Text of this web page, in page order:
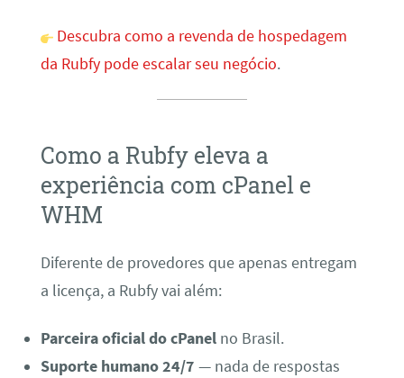
Descubra como a revenda de hospedagem
da Rubfy pode escalar seu negócio.
Como a Rubfy eleva a
experiência com cPanel e
WHM
Diferente de provedores que apenas entregam
a licença, a Rubfy vai além:
Parceira oficial do cPanelno Brasil.
Suporte humano 24/7 — nada de respostas